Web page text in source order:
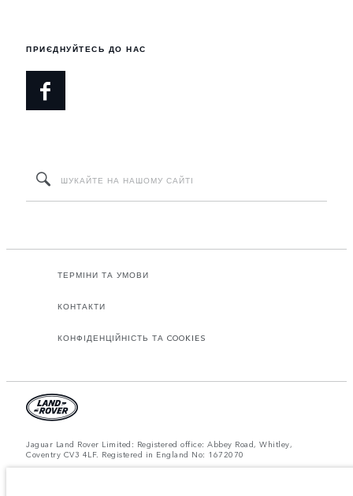
ПРИЄДНУЙТЕСЬ ДО НАС
ТЕРМІНИ ТА УМОВИ
КОНТАКТИ
КОНФІДЕНЦІЙНІСТЬ ТА COOKIES
Jaguar Land Rover Limited: Registered office: Abbey Road, Whitley,
Coventry CV3 4LF. Registered in England No: 1672070